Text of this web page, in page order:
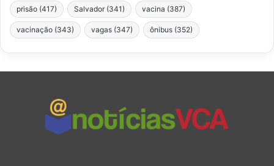
prisão (417) Salvador (341) vacina (387)
vacinação (343) vagas (347) ônibus (352)